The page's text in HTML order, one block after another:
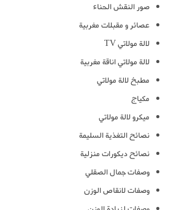
صور النقش الحناء
عصائر و مقبلات مغربية
لالة مولاتي TV
لالة مولاتي اناقة مغربية
مطبخ لالة مولاتي
مكياج
ميكرو لالة مولاتي
نصائح التغذية السليمة
نصائح ديكورات منزلية
وصفات جمال الصقلي
وصفات لانقاص الوزن